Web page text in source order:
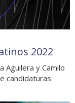
2022
Aguilera y Camilo
candidaturas